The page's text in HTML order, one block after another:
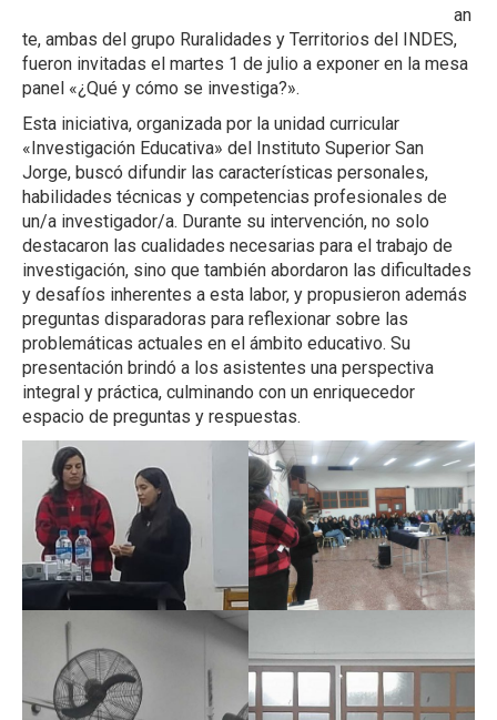
an
te, ambas del grupo Ruralidades y Territorios del INDES,
fueron invitadas el martes 1 de julio a exponer en la mesa
panel «¿Qué y cómo se investiga?».
Esta iniciativa, organizada por la unidad curricular
«Investigación Educativa» del Instituto Superior San
Jorge, buscó difundir las características personales,
habilidades técnicas y competencias profesionales de
un/a investigador/a. Durante su intervención, no solo
destacaron las cualidades necesarias para el trabajo de
investigación, sino que también abordaron las dificultades
y desafíos inherentes a esta labor, y propusieron además
preguntas disparadoras para reflexionar sobre las
problemáticas actuales en el ámbito educativo. Su
presentación brindó a los asistentes una perspectiva
integral y práctica, culminando con un enriquecedor
espacio de preguntas y respuestas.